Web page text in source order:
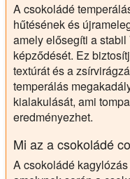
A csokoládé
hűtésének és
amely elősegíti a
képződését. Ez
textúrát és a
temperálás
kialakulását, ami
eredményezhet.
Mi az a csokoládé
A csokoládé